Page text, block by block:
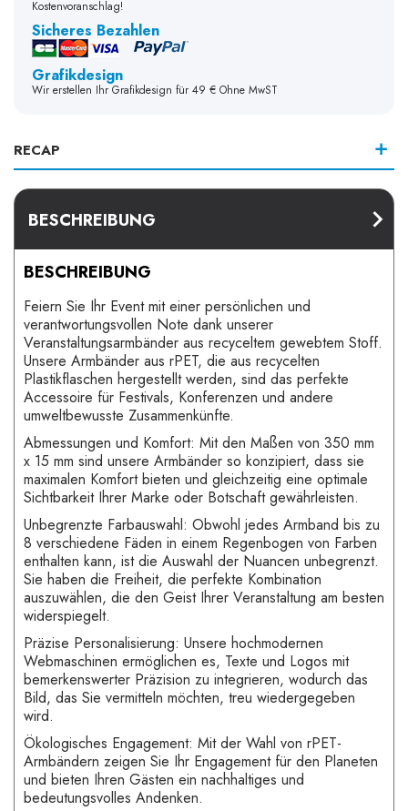
Kostenvoranschlag!
Sicheres Bezahlen
Grafikdesign
Wir erstellen Ihr Grafikdesign für 49 € Ohne MwST
RECAP
BESCHREIBUNG
BESCHREIBUNG
Feiern Sie Ihr Event mit einer persönlichen und
verantwortungsvollen Note dank unserer
Veranstaltungsarmbänder aus recyceltem gewebtem Stoff.
Unsere Armbänder aus rPET, die aus recycelten
Plastikflaschen hergestellt werden, sind das perfekte
Accessoire für Festivals, Konferenzen und andere
umweltbewusste Zusammenkünfte.
Abmessungen und Komfort: Mit den Maßen von 350 mm
x 15 mm sind unsere Armbänder so konzipiert, dass sie
maximalen Komfort bieten und gleichzeitig eine optimale
Sichtbarkeit Ihrer Marke oder Botschaft gewährleisten.
Unbegrenzte Farbauswahl: Obwohl jedes Armband bis zu
8 verschiedene Fäden in einem Regenbogen von Farben
enthalten kann, ist die Auswahl der Nuancen unbegrenzt.
Sie haben die Freiheit, die perfekte Kombination
auszuwählen, die den Geist Ihrer Veranstaltung am besten
widerspiegelt.
Präzise Personalisierung: Unsere hochmodernen
Webmaschinen ermöglichen es, Texte und Logos mit
bemerkenswerter Präzision zu integrieren, wodurch das
Bild, das Sie vermitteln möchten, treu wiedergegeben
wird.
Ökologisches Engagement: Mit der Wahl von rPET-
Armbändern zeigen Sie Ihr Engagement für den Planeten
und bieten Ihren Gästen ein nachhaltiges und
bedeutungsvolles Andenken.